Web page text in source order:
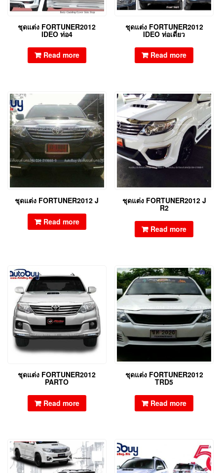
ชุดแต่ง FORTUNER2012
IDEO ท่อ4
Read more
ชุดแต่ง FORTUNER2012
IDEO ท่อเดี่ยว
Read more
ชุดแต่ง FORTUNER2012 J
Read more
ชุดแต่ง FORTUNER2012 J
R2
Read more
ชุดแต่ง FORTUNER2012
PARTO
Read more
ชุดแต่ง FORTUNER2012
TRD5
Read more